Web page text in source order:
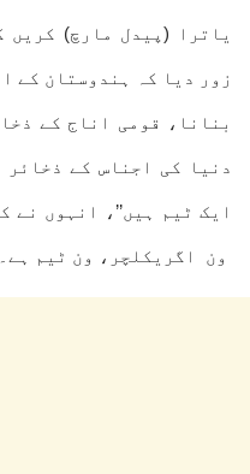
یاترا (پیدل مارچ)
زور دیا کہ ہندوستان کے
بنانا، قومی اناج کے
دنیا کی اجناس کے ذخائر
ایک ٹیم ہیں’’، انہوں نے
ون اگریکلچر، ون ٹیم